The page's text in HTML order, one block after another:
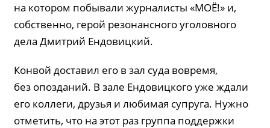
на котором побывали журналисты «МОЁ!» и,
собственно, герой резонансного уголовного
дела Дмитрий Ендовицкий.
Конвой доставил его в зал суда вовремя,
без опозданий. В зале Ендовицкого уже ждали
его коллеги, друзья и любимая супруга. Нужно
отметить, что на этот раз группа поддержки